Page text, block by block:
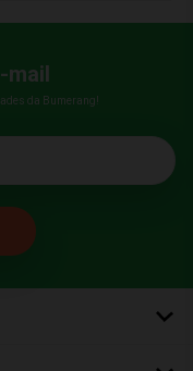
mail
da Bumerang!